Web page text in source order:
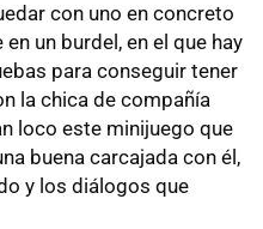
con uno en concreto
un burdel, en el que hay
para conseguir tener
la chica de compañía
loco este minijuego que
buena carcajada con él,
y los diálogos que